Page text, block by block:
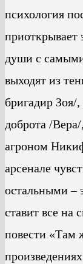
психология
приоткрывает
души с
выходят из
бригадир Зоя/
доброта /
агроном
арсенале
остальными –
ставит все на
повести «Там